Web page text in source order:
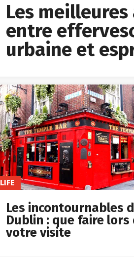
Les
entre
urbaine et
LIFE
Les incontournables
Dublin : que faire lors
votre visite